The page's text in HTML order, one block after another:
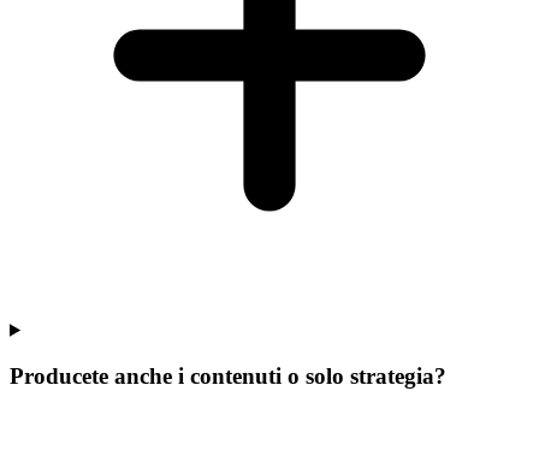
Producete anche i contenuti o solo strategia?